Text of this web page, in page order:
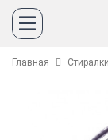
Главная Стиралки